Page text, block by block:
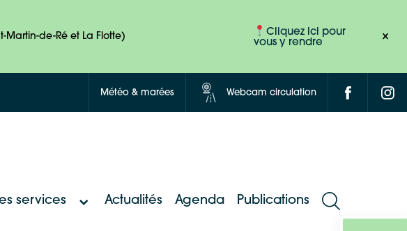
Martin-de-Ré et La Flotte)
Cliquez ici pour
vous y rendre
Météo & marées Webcam circulation
services Actualités Agenda Publications